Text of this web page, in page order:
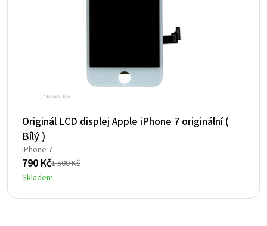
Originál LCD displej Apple iPhone 7 originální (
Bílý )
iPhone 7
1 500Kč
Původní
cena
byla:
790 Kč
Aktuální
cena
je:
Skladem